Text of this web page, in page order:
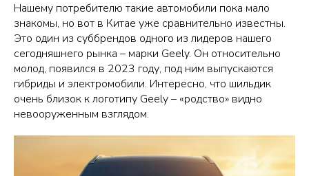
Нашему потребителю такие автомобили пока мало
знакомы, но вот в Китае уже сравнительно известны.
Это один из суббрендов одного из лидеров нашего
сегодняшнего рынка – марки Geely. Он относительно
молод, появился в 2023 году, под ним выпускаются
гибриды и электромобили. Интересно, что шильдик
очень близок к логотипу Geely – «родство» видно
невооруженным взглядом.